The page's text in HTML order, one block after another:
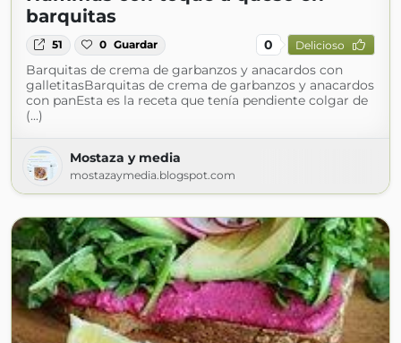
barquitas
51 0 Guardar 0 Delicioso
Barquitas de crema de garbanzos y anacardos con
galletitasBarquitas de crema de garbanzos y anacardos
con panEsta es la receta que tenía pendiente colgar de
(...)
Mostaza y media
mostazaymedia.blogspot.com